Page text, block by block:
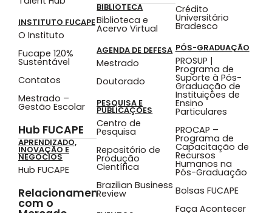
INSTITUTO FUCAPE
O Instituto
Fucape 120%
Sustentável
Contatos
Mestrado –
Gestão Escolar
Hub FUCAPE
APRENDIZADO,
INOVAÇÃO E
NEGÓCIOS
Hub FUCAPE
Relacionamento
com o
BIBLIOTECA
Biblioteca e
Acervo Virtual
AGENDA DE DEFESA
Mestrado
Doutorado
PESQUISA E
PUBLICAÇÕES
Centro de
Pesquisa
Repositório de
Produção
Científica
Brazilian Business
Review
Crédito
Universitário
Bradesco
PÓS-GRADUAÇÃO
PROSUP |
Programa de
Suporte à Pós-
Graduação de
Instituições de
Ensino
Particulares
PROCAP –
Programa de
Capacitação de
Recursos
Humanos na
Pós-Graduação
Bolsas FUCAPE
Faça Acontecer